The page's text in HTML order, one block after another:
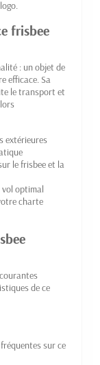
frisbee
: un objet de
efficace. Sa
le transport et
extérieures
le frisbee et la
optimal
charte
de ce
sur ce